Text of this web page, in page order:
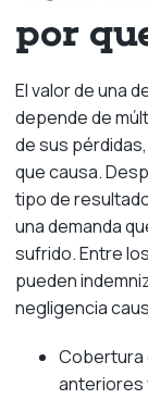
por
El valor de una
depende de
de sus
que causa.
tipo de
una demanda
sufrido. Entre
pueden
negligencia
Cobertura
anteriores